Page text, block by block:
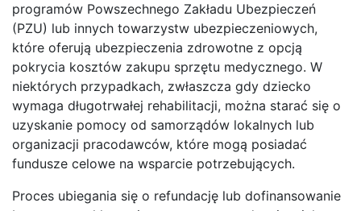
programów Powszechnego Zakładu Ubezpieczeń
(PZU) lub innych towarzystw ubezpieczeniowych,
które oferują ubezpieczenia zdrowotne z opcją
pokrycia kosztów zakupu sprzętu medycznego. W
niektórych przypadkach, zwłaszcza gdy dziecko
wymaga długotrwałej rehabilitacji, można starać się o
uzyskanie pomocy od samorządów lokalnych lub
organizacji pracodawców, które mogą posiadać
fundusze celowe na wsparcie potrzebujących.
Proces ubiegania się o refundację lub dofinansowanie